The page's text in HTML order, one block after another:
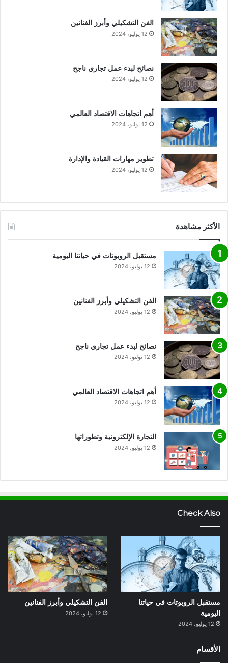
الفن التشكيلي وأبرز الفنانين
12 يوليو، 2024
نصائح لبدء عمل تجاري ناجح
12 يوليو، 2024
أهم اتجاهات الاقتصاد العالمي
12 يوليو، 2024
تطوير مهارات القيادة والإدارة
12 يوليو، 2024
الأكثر مشاهدة
مستقبل الروبوتات في حياتنا اليومية
12 يوليو، 2024
الفن التشكيلي وأبرز الفنانين
12 يوليو، 2024
نصائح لبدء عمل تجاري ناجح
12 يوليو، 2024
أهم اتجاهات الاقتصاد العالمي
12 يوليو، 2024
التجارة الإلكترونية وتطوراتها
12 يوليو، 2024
Check Also
مستقبل الروبوتات في حياتنا
اليومية
12 يوليو، 2024
الفن التشكيلي وأبرز الفنانين
12 يوليو، 2024
الأقسام